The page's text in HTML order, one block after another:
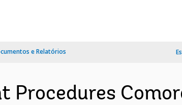
e Relatórios
Procedures